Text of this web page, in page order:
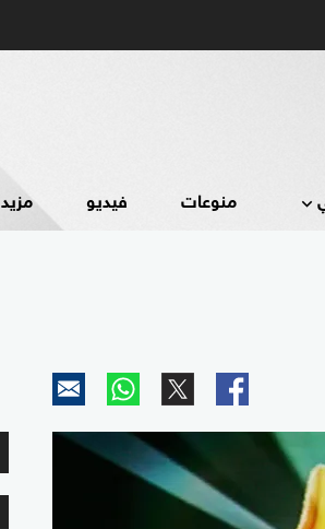
منوعات فيديو مزيد